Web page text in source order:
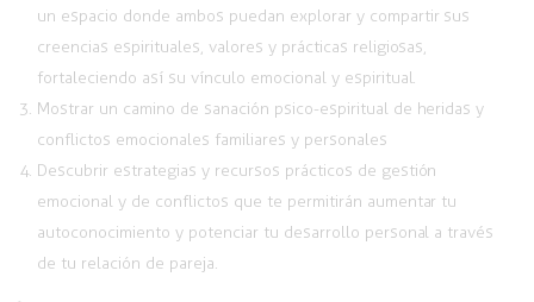
un espacio donde ambos puedan explorar y compartir sus
creencias espirituales, valores y prácticas religiosas,
fortaleciendo así su vínculo emocional y espiritual.
Mostrar un camino de sanación psico-espiritual de heridas y
conflictos emocionales familiares y personales
Descubrir estrategias y recursos prácticos de gestión
emocional y de conflictos que te permitirán aumentar tu
autoconocimiento y potenciar tu desarrollo personal a través
de tu relación de pareja.